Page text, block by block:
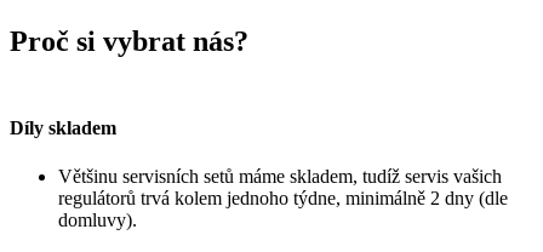
Proč si vybrat nás?
Díly skladem
Většinu servisních setů máme skladem, tudíž servis vašich
regulátorů trvá kolem jednoho týdne, minimálně 2 dny (dle
domluvy).